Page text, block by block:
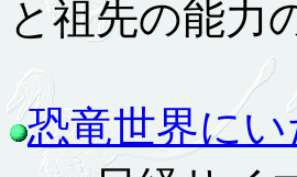
と祖先の能力
恐竜世界にい